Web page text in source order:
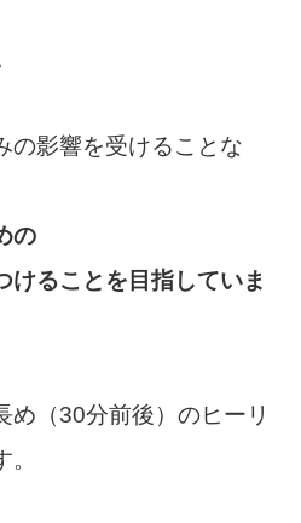
の影響を受けることな
の
けることを目指していま
め（30分前後）のヒーリ